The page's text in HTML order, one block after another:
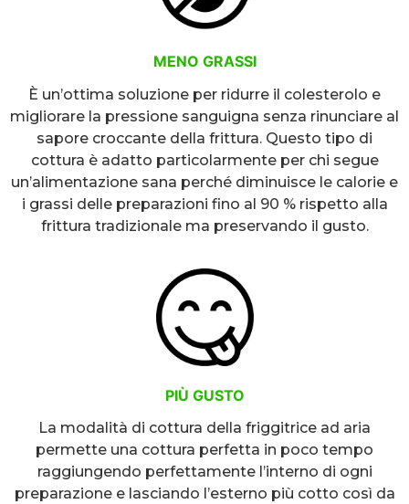
MENO GRASSI
È un’ottima soluzione per ridurre il colesterolo e
migliorare la pressione sanguigna senza rinunciare al
sapore croccante della frittura. Questo tipo di
cottura è adatto particolarmente per chi segue
un’alimentazione sana perché diminuisce le calorie e
i grassi delle preparazioni fino al 90 % rispetto alla
frittura tradizionale ma preservando il gusto.
PIÙ GUSTO
La modalità di cottura della friggitrice ad aria
permette una cottura perfetta in poco tempo
raggiungendo perfettamente l’interno di ogni
preparazione e lasciando l’esterno più cotto così da